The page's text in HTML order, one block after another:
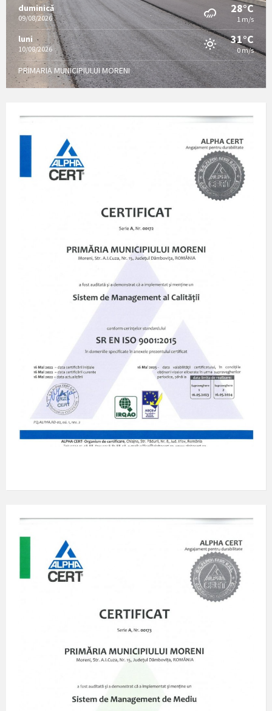
duminică
09/08/2026
28°C
1 m/s
luni
10/08/2026
31°C
0 m/s
PRIMARIA MUNICIPIULUI MORENI